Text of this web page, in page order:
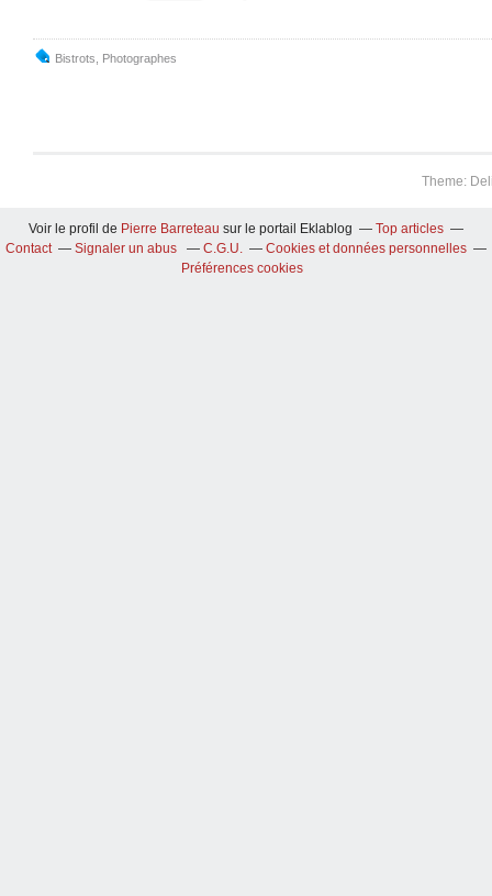
Bistrots Photographes
Theme:
Voir le profil de Pierre Barreteau sur le portail Eklablog
Top articles
Contact
Signaler un abus C.G.U.
Cookies et données personnelles
Préférences cookies